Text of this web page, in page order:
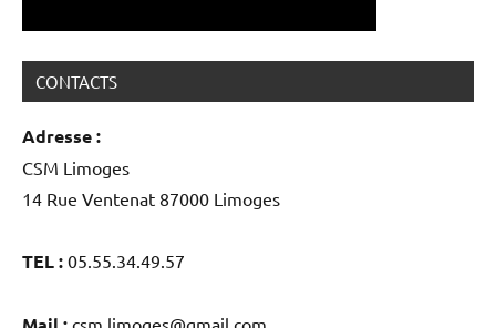
CONTACTS
Adresse :
CSM Limoges
14 Rue Ventenat 87000 Limoges
TEL : 05.55.34.49.57